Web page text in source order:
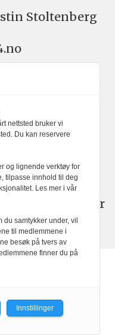
Stoltenberg
Varsom-
Her
arbeid.
nettsted bruker vi
Du kan reservere
og lignende verktøy for
tilpasse innhold til deg
Les mer i vår
samtykker under, vil
til medlemmene i
besøk på tvers av
finner du på
Innstillinger